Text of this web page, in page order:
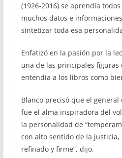
(1926-2016) se aprendía
muchos datos e
sintetizar toda esa
Enfatizó en la pasión por la
una de las principales figuras
entendía a los libros como
Blanco precisó que el general
fue el alma inspiradora del
la personalidad de
con alto sentido de la
refinado y firme”, dijo.